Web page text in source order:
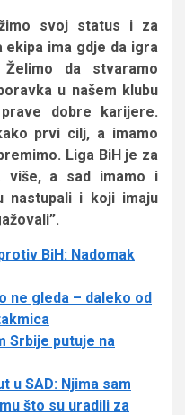
svoj status i za
ekipa ima gdje da igra
da stvaramo
u našem klubu
dobre karijere.
prvi cilj, a imamo
Liga BiH je za
više, a sad imamo i
nastupali i koji imaju
BiH: Nadomak
ne gleda – daleko od
Srbije putuje na
u SAD: Njima sam
što su uradili za